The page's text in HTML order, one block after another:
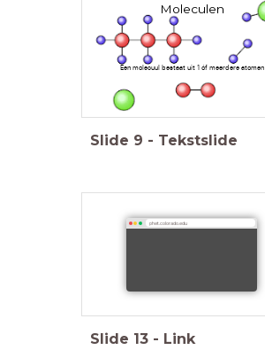
Moleculen
Een molecuul bestaat uit 1 óf meerdere atomen
Slide 9 - Tekstslide
phet.colorado.edu
Slide 13 - Link